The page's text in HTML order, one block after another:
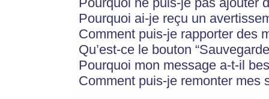
Pourquoi ai-je reçu un
Comment puis-je rapporter des
Qu’est-ce le bouton
Pourquoi mon message a-t-il
Comment puis-je remonter mes